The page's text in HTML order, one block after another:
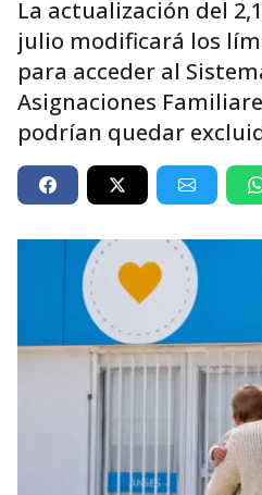
La actualización del
julio modificará los
para acceder al
Asignaciones
podrían quedar